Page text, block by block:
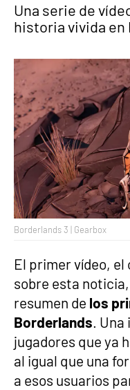
Una serie de
historia vivida en
Borderlands 3 | Gearbox
El primer vídeo,
sobre esta
resumen de los
Borderlands.
jugadores que ya
al igual que una
a esos usuarios